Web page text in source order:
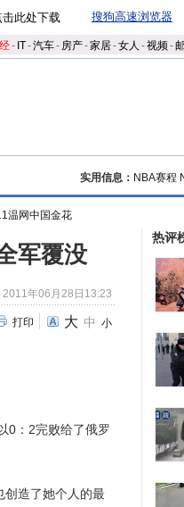
此处下载 搜狗高速浏览器
- IT-汽车- 房产-家居-女人 -视频-
实用信息： NBA赛程
温网中国金花
军覆没
2011年06月28日13:23
打印 大 中 小
0：2完败给了俄罗
造了她个人的最
热评